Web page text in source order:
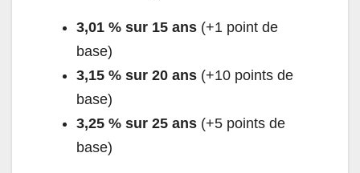
3,01 % sur 15 ans (+1 point de
base)
3,15 % sur 20 ans (+10 points de
base)
3,25 % sur 25 ans (+5 points de
base)